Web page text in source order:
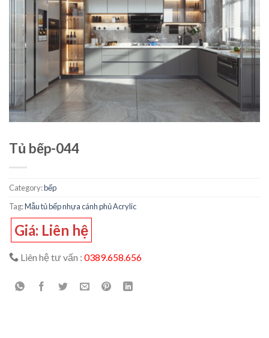
Tủ bếp-044
Category:bếp
Tag:Mẫu tủ bếp nhựa cánh phủ Acrylic
Giá: Liên hệ
Liên hệ tư vấn : 0389.658.656